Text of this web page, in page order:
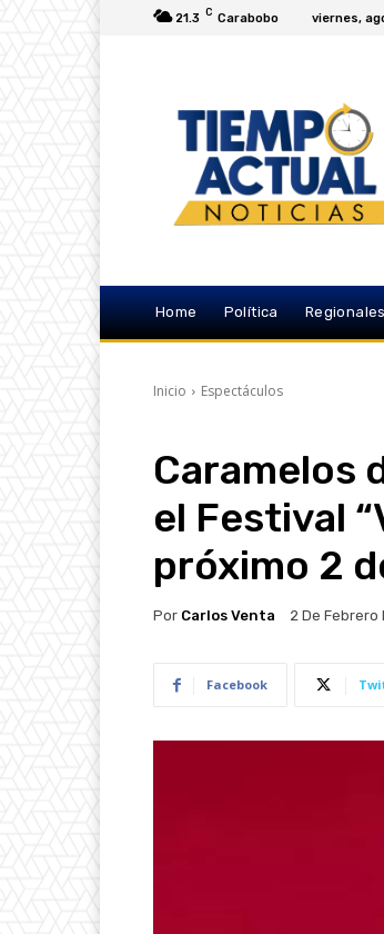
21.3 C Carabobo viernes,
Home Política Regionales
Inicio Espectáculos
Caramelos
el Festival
próximo 2
Por Carlos Venta 2 De Febrero
Facebook